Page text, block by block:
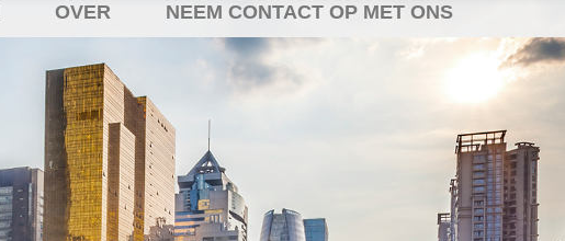
OVER NEEM CONTACT OP MET ONS